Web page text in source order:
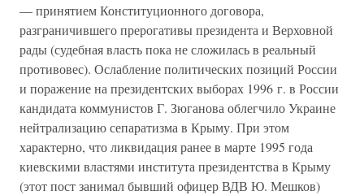
— принятием Конституционного договора,
разграничившего прерогативы президента и Верховной
рады (судебная власть пока не сложилась в реальный
противовес). Ослабление политических позиций России
и поражение на президентских выборах 1996 г. в России
кандидата коммунистов Г. Зюганова облегчило Украине
нейтрализацию сепаратизма в Крыму. При этом
характерно, что ликвидация ранее в марте 1995 года
киевскими властями института президентства в Крыму
(этот пост занимал бывший офицер ВДВ Ю. Мешков)